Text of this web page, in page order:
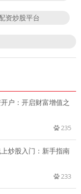
资炒股平台
户：开启财富增值之
235
炒股入门：新手指南
233